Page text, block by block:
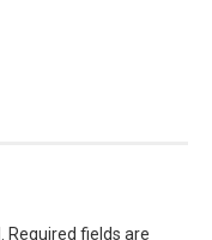
Required fields are